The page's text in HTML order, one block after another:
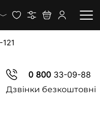
0 80033-09-88
Дзвінки безкоштовні